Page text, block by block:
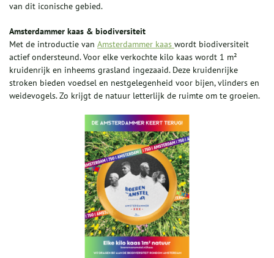
van dit iconische gebied.
Amsterdammer kaas & biodiversiteit
Met de introductie van Amsterdammer kaas wordt biodiversiteit
actief ondersteund. Voor elke verkochte kilo kaas wordt 1 m²
kruidenrijk en inheems grasland ingezaaid. Deze kruidenrijke
stroken bieden voedsel en nestgelegenheid voor bijen, vlinders en
weidevogels. Zo krijgt de natuur letterlijk de ruimte om te groeien.